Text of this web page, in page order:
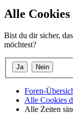
Alle Cookies
Bist du dir sicher,
möchtest?
Foren-
Alle Cookies
Alle Zeiten